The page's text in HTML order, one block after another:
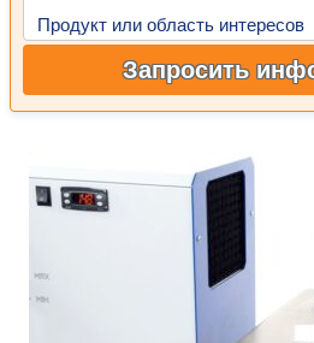
Продукт или область интересов
Запросить